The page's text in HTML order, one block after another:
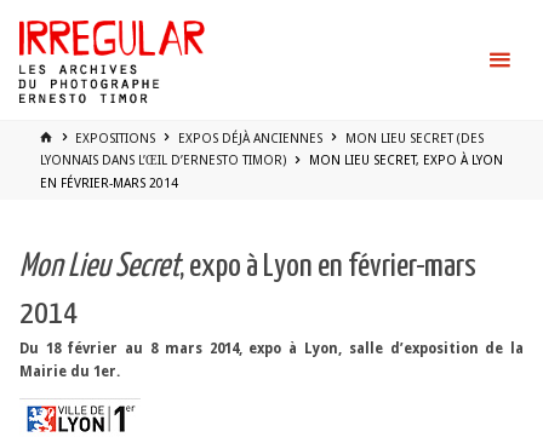
content
HOMEEXPOSITIONS EXPOS DÉJÀ ANCIENNES
MON LIEU SECRET (DES
LYONNAIS DANS L’ŒIL D’ERNESTO TIMOR)
MON LIEU SECRET, EXPO À LYON
EN FÉVRIER-MARS 2014
Mon Lieu Secret, expo à Lyon en février-mars
2014
Du 18 février au 8 mars 2014, expo à Lyon, salle d’exposition de
la
Mairie du 1er.